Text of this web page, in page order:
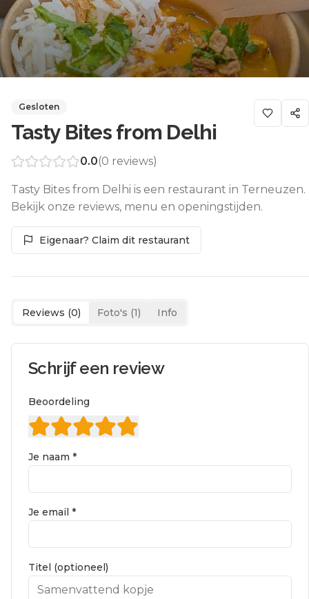
Gesloten
Tasty Bites from Delhi
0.0(0 reviews)
Tasty Bites from Delhi is een restaurant in Terneuzen.
Bekijk onze reviews, menu en openingstijden.
Eigenaar? Claim dit restaurant
Reviews (0) Foto's (1) Info
Schrijf een review
Beoordeling
Je naam *
Je email *
Titel (optioneel)